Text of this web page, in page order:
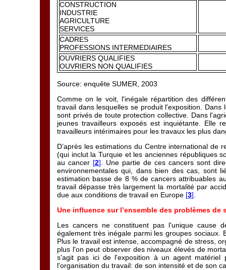
CONSTRUCTION
INDUSTRIE
AGRICULTURE
SERVICES
CADRES
PROFESSIONS INTERMEDIAIRES
OUVRIERS QUALIFIES
OUVRIERS NON QUALIFIES
Source: enquête SUMER, 2003
Comme on le voit, l'inégale répartition des
travail dans lesquelles se produit l'exposition.
sont privés de toute protection collective. Dans
jeunes travailleurs exposés est inquiétante. Elle
travailleurs intérimaires pour les travaux les plus
D’après les estimations du Centre international de
(qui inclut la Turquie et les anciennes républiques
au cancer [2] . Une partie de ces cancers sont
environnementales qui, dans bien des cas, sont
estimation basse de 8 % de cancers attribuables
travail dépasse très largement la mortalité par
due aux conditions de travail en Europe [3]
Une influence sur l’ensemble des problèmes de
Les cancers ne constituent pas l'unique cause
également très inégale parmi les groupes
Plus le travail est intense, accompagné de stress,
plus l'on peut observer des niveaux élevés de
s'agit pas ici de l'exposition à un agent matériel
l'organisation du travail: de son intensité et de son